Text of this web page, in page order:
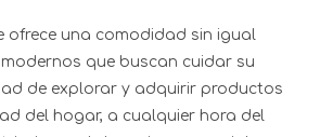
ofrece una comodidad sin igual
que buscan cuidar su
de explorar y adquirir productos
del hogar, a cualquier hora del